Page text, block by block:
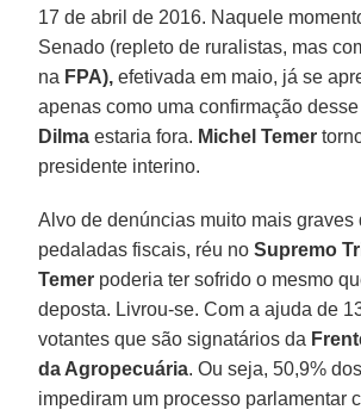
17 de abril de 2016. Naquele
Senado (repleto de ruralistas, mas
na FPA), efetivada em maio, já se
apenas como uma confirmação
Dilma estaria fora. Michel Temer
presidente interino.
Alvo de denúncias muito mais graves
pedaladas fiscais, réu noSupremo
Temer poderia ter sofrido o mesmo
deposta. Livrou-se. Com a ajuda de
votantes que são signatários da
da Agropecuária. Ou seja, 50,9%
impediram um processo parlamentar